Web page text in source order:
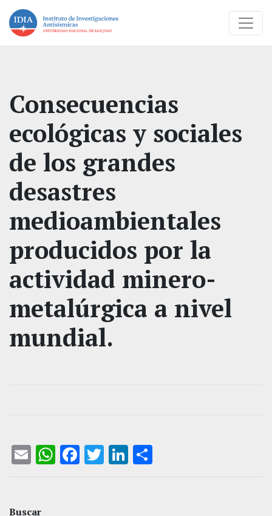
Consecuencias
ecológicas y sociales
de los grandes
desastres
medioambientales
producidos por la
actividad minero-
metalúrgica a nivel
mundial.
EmailWhatsApp
Facebook
TwitterLinkedIn
Buscar